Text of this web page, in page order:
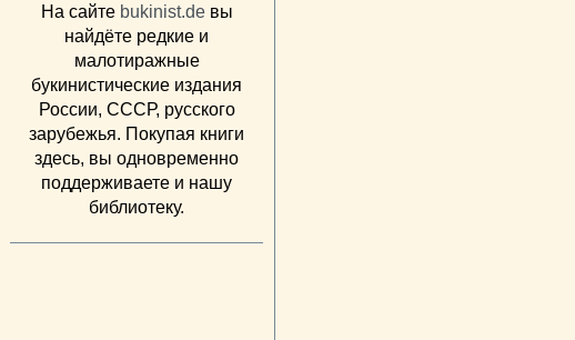
На сайте bukinist.deвы
найдёте редкие и
малотиражные
букинистические издания
России, СССР, русского
зарубежья. Покупая книги
здесь, вы одновременно
поддерживаете и нашу
библиотеку.